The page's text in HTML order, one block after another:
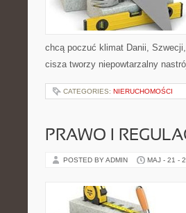
chcą poczuć klimat Danii,
cisza tworzy niepowtarzalny
CATEGORIES: NIERUCHOMOŚCI
PRAWO I
POSTED BY ADMIN MAJ - 21 -